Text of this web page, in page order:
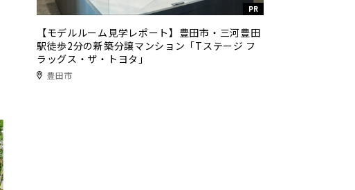
PR
【モデルルーム見学レポート】豊田市・三河豊田
駅徒歩2分の新築分譲マンション「Tステージ フ
ラッグス・ザ・トヨタ」
豊田市